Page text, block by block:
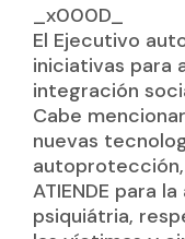
_x000D_
El Ejecutivo
iniciativas para
integración
Cabe
nuevas
autoprotección,
ATIENDE para
psiquiátria,